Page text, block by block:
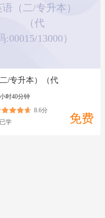
（二/专升本）
（代
:00015/13000）
/专升本）（代
时40分钟
免费
8.6分
学